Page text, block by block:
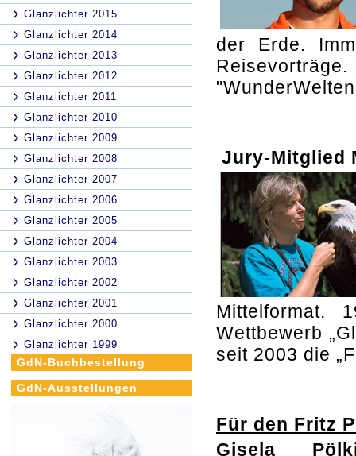
Glanzlichter 2015
Glanzlichter 2014
Glanzlichter 2013
Glanzlichter 2012
Glanzlichter 2011
Glanzlichter 2010
Glanzlichter 2009
Glanzlichter 2008
Glanzlichter 2007
Glanzlichter 2006
Glanzlichter 2005
Glanzlichter 2004
Glanzlichter 2003
Glanzlichter 2002
Glanzlichter 2001
Glanzlichter 2000
Glanzlichter 1999
GdN-Buchbestellung
GdN-Ausstellungen
der Erde.
Jury-Mitglied
Mittelformat.
Wettbewerb
seit 2003 die
Für den Fritz
Gisela